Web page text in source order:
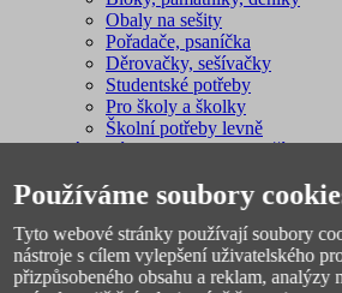
Obaly na sešity
Pořadače, psaníčka
Děrovačky, sešívačky
Studentské potřeby
Pro školy a školky
Školní potřeby levně
Nákupní seznam pro 1. - 3. třídu
Nákupní seznam pro 2. stupeň
Batohy a tašky pro volný čas
Používáme soubory
Tyto webové stránky používají soubory
nástroje s cílem vylepšení uživatelského
přizpůsobeného obsahu a reklam, analýzy